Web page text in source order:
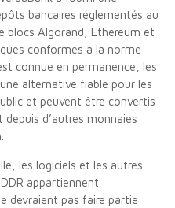
bancaires réglementés au
blocs Algorand, Ethereum et
conformes à la norme
connue en permanence, les
alternative fiable pour les
et peuvent être convertis
d’autres monnaies
les logiciels et les autres
appartiennent
devraient pas faire partie